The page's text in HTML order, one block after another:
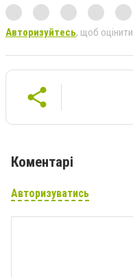
Авторизуйтесь, щоб оцінити
Коментарі
Авторизуватись